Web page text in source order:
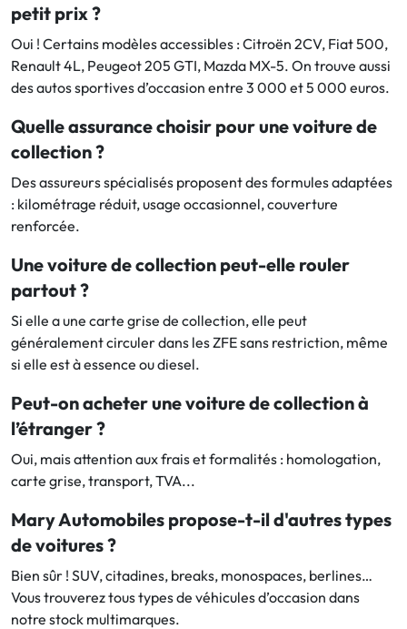
petit prix ?
Oui ! Certains modèles accessibles : Citroën 2CV, Fiat 500,
Renault 4L, Peugeot 205 GTI, Mazda MX-5. On trouve aussi
des autos sportives d’occasion entre 3 000 et 5 000 euros.
Quelle assurance choisir pour une voiture de
collection ?
Des assureurs spécialisés proposent des formules adaptées
: kilométrage réduit, usage occasionnel, couverture
renforcée.
Une voiture de collection peut-elle rouler
partout ?
Si elle a une carte grise de collection, elle peut
généralement circuler dans les ZFE sans restriction, même
si elle est à essence ou diesel.
Peut-on acheter une voiture de collection à
l’étranger ?
Oui, mais attention aux frais et formalités : homologation,
carte grise, transport, TVA...
Mary Automobiles propose-t-il d'autres types
de voitures ?
Bien sûr ! SUV, citadines, breaks, monospaces, berlines…
Vous trouverez tous types de véhicules d’occasion dans
notre stock multimarques.